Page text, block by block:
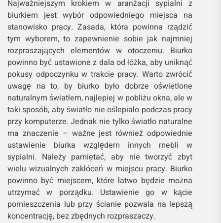
Najważniejszym krokiem w aranżacji sypialni z
biurkiem jest wybór odpowiedniego miejsca na
stanowisko pracy. Zasada, która powinna rządzić
tym wyborem, to zapewnienie sobie jak najmniej
rozpraszających elementów w otoczeniu. Biurko
powinno być ustawione z dala od łóżka, aby uniknąć
pokusy odpoczynku w trakcie pracy. Warto zwrócić
uwagę na to, by biurko było dobrze oświetlone
naturalnym światłem, najlepiej w pobliżu okna, ale w
taki sposób, aby światło nie oślepiało podczas pracy
przy komputerze. Jednak nie tylko światło naturalne
ma znaczenie – ważne jest również odpowiednie
ustawienie biurka względem innych mebli w
sypialni. Należy pamiętać, aby nie tworzyć zbyt
wielu wizualnych zakłóceń w miejscu pracy. Biurko
powinno być miejscem, które łatwo będzie można
utrzymać w porządku. Ustawienie go w kącie
pomieszczenia lub przy ścianie pozwala na lepszą
koncentrację, bez zbędnych rozpraszaczy.